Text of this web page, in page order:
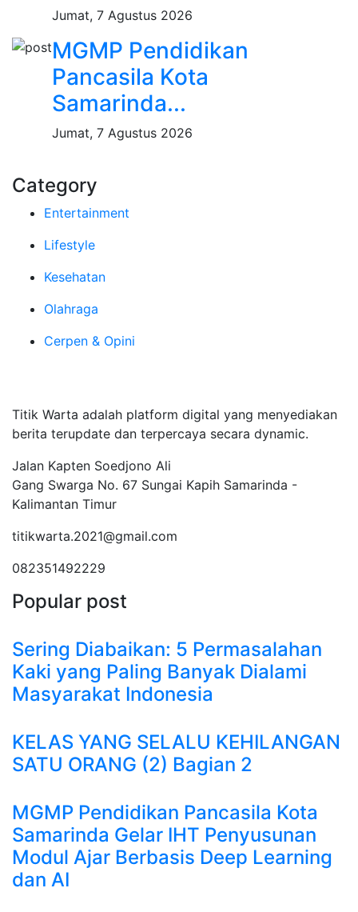
Jumat, 7 Agustus 2026
MGMP Pendidikan
Pancasila Kota
Samarinda...
Jumat, 7 Agustus 2026
Category
Entertainment
Lifestyle
Kesehatan
Olahraga
Cerpen & Opini
Titik Warta adalah platform digital yang menyediakan
berita terupdate dan terpercaya secara dynamic.
Jalan Kapten Soedjono Ali
Gang Swarga No. 67 Sungai Kapih Samarinda -
Kalimantan Timur
titikwarta.2021@gmail.com
082351492229
Popular post
Sering Diabaikan: 5 Permasalahan
Kaki yang Paling Banyak Dialami
Masyarakat Indonesia
KELAS YANG SELALU KEHILANGAN
SATU ORANG (2) Bagian 2
MGMP Pendidikan Pancasila Kota
Samarinda Gelar IHT Penyusunan
Modul Ajar Berbasis Deep Learning
dan AI